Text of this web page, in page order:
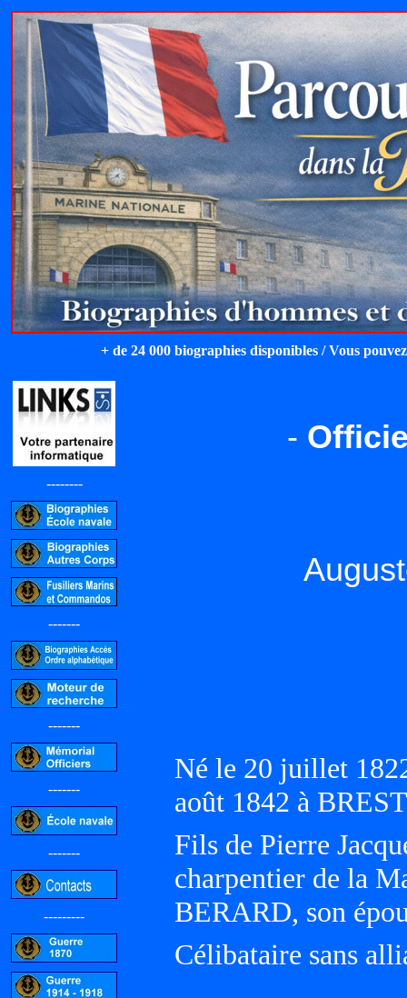
+ de 24 000 biographies disponibles / Vous
--------
-------
-------
-------
-------
---------
-
Né le 20 juillet
août 1842 à
Fils de Pierre
charpentier de la
BERARD, son
Célibataire sans